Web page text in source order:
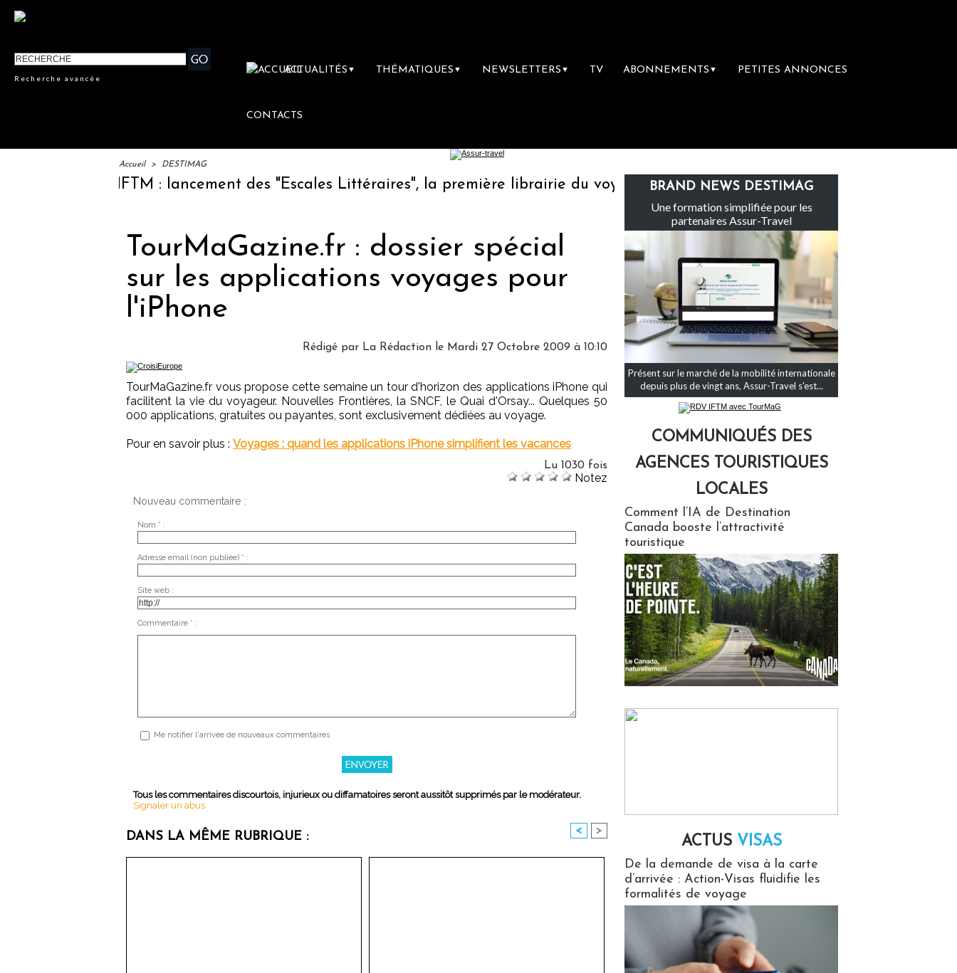
Recherche avancée
ACTUALITÉS ▼ THÉMATIQUES ▼ NEWSLETTERS ▼ TV ABONNEMENTS ▼ PETITES ANNONCES
CONTACTS
Accueil > DESTIMAG
IFTM : lancement des "Escales Littéraires", la première librairie du voyage Le groupe Sainte-Claire rachète Eden Tour
TourMaGazine.fr : dossier spécial
sur les applications voyages pour
l'iPhone
Rédigé par La Rédaction le Mardi 27 Octobre 2009 à 10:10
TourMaGazine.fr vous propose cette semaine un tour d'horizon des applications iPhone qui
facilitent la vie du voyageur. Nouvelles Frontières, la SNCF, le Quai d'Orsay... Quelques 50
000 applications, gratuites ou payantes, sont exclusivement dédiées au voyage.
Pour en savoir plus : Voyages : quand les applications iPhone simplifient les vacances
Lu 1030 fois
Notez
Nouveau commentaire :
Nom * :
Adresse email (non publiée) * :
Site web :
Commentaire * :
Me notifier l'arrivée de nouveaux commentaires
Tous les commentaires discourtois, injurieux ou diffamatoires seront aussitôt supprimés par le modérateur.
Signaler un abus
DANS LA MÊME RUBRIQUE : < >
BRAND NEWS DESTIMAG
Une formation simplifiée pour les
partenaires Assur-Travel
Présent sur le marché de la mobilité internationale
depuis plus de vingt ans, Assur-Travel s'est...
COMMUNIQUÉS DES
AGENCES TOURISTIQUES
LOCALES
Comment l’IA de Destination
Canada booste l’attractivité
touristique
ACTUS VISAS
De la demande de visa à la carte
d’arrivée : Action-Visas fluidifie les
formalités de voyage